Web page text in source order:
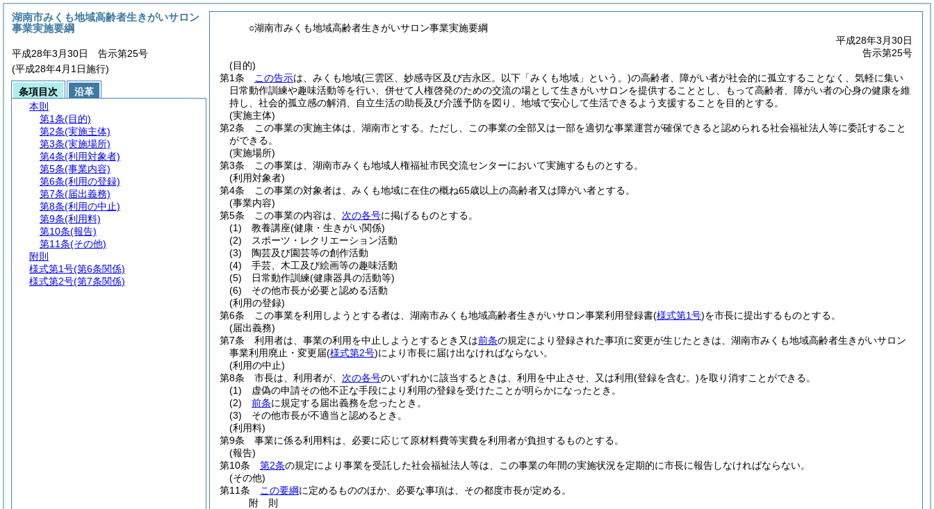
○湖南市みくも地域高齢者生きがいサロン事業実施要綱
平成28年3月30日
告示第25号
(目的)
第1条
この告示は、みくも地域(三雲区、妙感寺区及び吉永区。以下「みくも地域」という。)の高齢者、障がい者が社会的に孤立することなく、気軽に集い
日常動作訓練や趣味活動等を行い、併せて人権啓発のための交流の場として生きがいサロンを提供することとし、もって高齢者、障がい者の心身の健康を維
持し、社会的孤立感の解消、自立生活の助長及び介護予防を図り、地域で安心して生活できるよう支援することを目的とする。
(実施主体)
第2条
この事業の実施主体は、湖南市とする。 ただし、この事業の全部又は一部を適切な事業運営が確保できると認められる社会福祉法人等に委託すること
ができる。
(実施場所)
第3条
この事業は、湖南市みくも地域人権福祉市民交流センターにおいて実施するものとする。
(利用対象者)
第4条
この事業の対象者は、みくも地域に在住の概ね65歳以上の高齢者又は障がい者とする。
(事業内容)
第5条
この事業の内容は、 次の各号に掲げるものとする。
(1)
教養講座(健康・生きがい関係)
(2)
スポーツ・レクリエーション活動
(3)
陶芸及び園芸等の創作活動
(4)
手芸、木工及び絵画等の趣味活動
(5)
日常動作訓練(健康器具の活動等)
(6)
その他市長が必要と認める活動
(利用の登録)
第6条
この事業を利用しようとする者は、湖南市みくも地域高齢者生きがいサロン事業利用登録書(様式第1号)を市長に提出するものとする。
(届出義務)
第7条
利用者は、事業の利用を中止しようとするとき又は前条の規定により登録された事項に変更が生じたときは、湖南市みくも地域高齢者生きがいサロン
事業利用廃止・変更届(様式第2号)により市長に届け出なければならない。
(利用の中止)
第8条
市長は、利用者が、 次の各号のいずれかに該当するときは、利用を中止させ、又は利用(登録を含む。)を取り消すことができる。
(1)
虚偽の申請その他不正な手段により利用の登録を受けたことが明らかになったとき。
(2)
前条に規定する届出義務を怠ったとき。
(3)
その他市長が不適当と認めるとき。
(利用料)
第9条
事業に係る利用料は、必要に応じて原材料費等実費を利用者が負担するものとする。
(報告)
第10条
第2条の規定により事業を受託した社会福祉法人等は、この事業の年間の実施状況を定期的に市長に報告しなければならない。
(その他)
第11条
この要綱に定めるもののほか、必要な事項は、その都度市長が定める。
附 則
湖南市みくも地域高齢者生きがいサロン
事業実施要綱
平成28年3月30日 告示第25号
(平成28年4月1日施行)
条項目次
沿革
本則
第1条(目的)
第2条(実施主体)
第3条(実施場所)
第4条(利用対象者)
第5条(事業内容)
第6条(利用の登録)
第7条(届出義務)
第8条(利用の中止)
第9条(利用料)
第10条(報告)
第11条(その他)
附則
様式第1号(第6条関係)
様式第2号(第7条関係)